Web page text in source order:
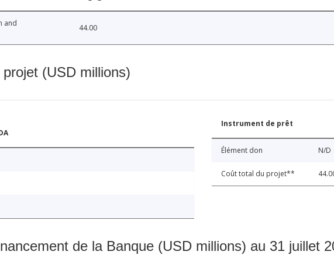
and
44.00
(USD millions)
Instrument de prêt
Élément don N/D
Coût total du projet**
de la Banque (USD millions) au 31 juillet